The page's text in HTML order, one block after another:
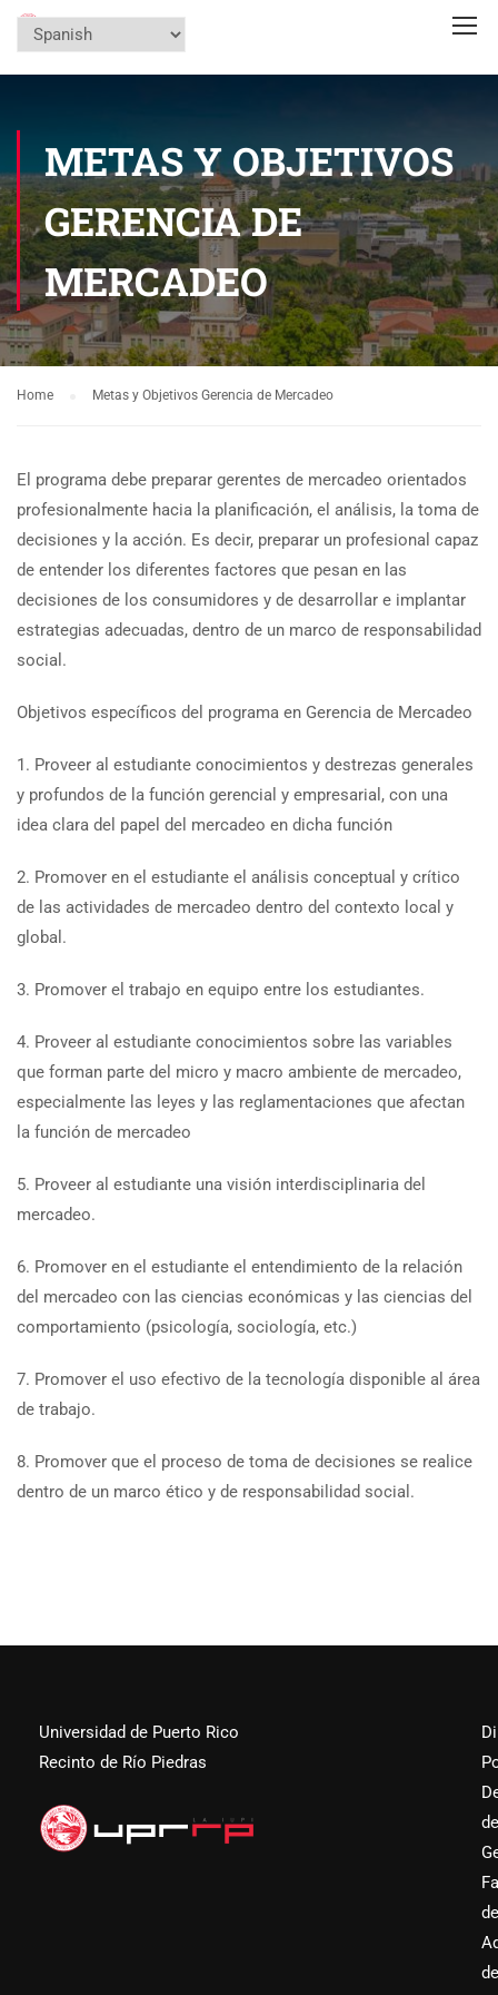
METAS Y OBJETIVOS
GERENCIA DE
MERCADEO
Home Metas y Objetivos Gerencia de Mercadeo
El programa debe preparar gerentes de mercadeo orientados
profesionalmente hacia la planificación, el análisis, la toma de
decisiones y la acción. Es decir, preparar un profesional capaz
de entender los diferentes factores que pesan en las
decisiones de los consumidores y de desarrollar e implantar
estrategias adecuadas, dentro de un marco de responsabilidad
social.
Objetivos específicos del programa en Gerencia de Mercadeo
1. Proveer al estudiante conocimientos y destrezas generales
y profundos de la función gerencial y empresarial, con una
idea clara del papel del mercadeo en dicha función
2. Promover en el estudiante el análisis conceptual y crítico
de las actividades de mercadeo dentro del contexto local y
global.
3. Promover el trabajo en equipo entre los estudiantes.
4. Proveer al estudiante conocimientos sobre las variables
que forman parte del micro y macro ambiente de mercadeo,
especialmente las leyes y las reglamentaciones que afectan
la función de mercadeo
5. Proveer al estudiante una visión interdisciplinaria del
mercadeo.
6. Promover en el estudiante el entendimiento de la relación
del mercadeo con las ciencias económicas y las ciencias del
comportamiento (psicología, sociología, etc.)
7. Promover el uso efectivo de la tecnología disponible al área
de trabajo.
8. Promover que el proceso de toma de decisiones se realice
dentro de un marco ético y de responsabilidad social.
Universidad de Puerto Rico
Recinto de Río Piedras
de
de
de